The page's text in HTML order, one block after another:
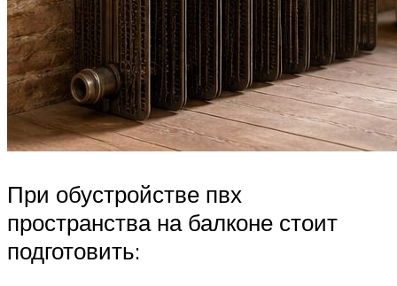
При обустройстве пвх
пространства на балконе стоит
подготовить: